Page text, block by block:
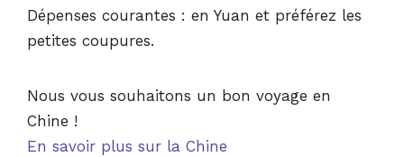
Dépenses courantes : en Yuan et préférez les
petites coupures.
Nous vous souhaitons un bon voyage en
Chine !
En savoir plus sur la Chine